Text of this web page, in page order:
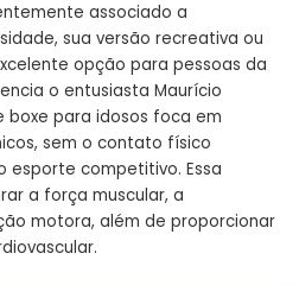
associado a
sua versão recreativa ou
opção para pessoas da
o entusiasta Maurício
boxe para idosos foca em
sem o contato físico
esporte competitivo. Essa
a força muscular, a
motora, além de proporcionar